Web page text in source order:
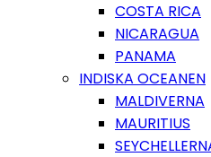
COSTA RICA
NICARAGUA
PANAMA
INDISKA OCEANEN
MALDIVERNA
MAURITIUS